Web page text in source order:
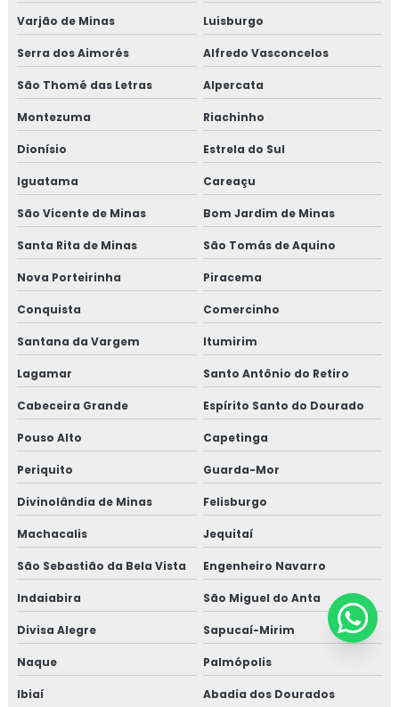
Varjão de Minas Luisburgo
Serra dos Aimorés Alfredo Vasconcelos
São Thomé das Letras Alpercata
Montezuma Riachinho
Dionísio Estrela do Sul
Iguatama Careaçu
São Vicente de Minas Bom Jardim de Minas
Santa Rita de Minas São Tomás de Aquino
Nova Porteirinha Piracema
Conquista Comercinho
Santana da Vargem Itumirim
Lagamar Santo Antônio do Retiro
Cabeceira Grande Espírito Santo do Dourado
Pouso Alto Capetinga
Periquito Guarda-Mor
Divinolândia de Minas Felisburgo
Machacalis Jequitaí
São Sebastião da Bela Vista Engenheiro Navarro
Indaiabira São Miguel do Anta
Divisa Alegre Sapucaí-Mirim
Naque Palmópolis
Ibiaí Abadia dos Dourados